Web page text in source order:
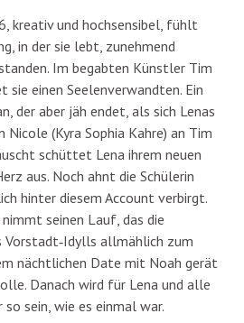
kreativ und hochsensibel, fühlt
in der sie lebt, zunehmend
Im begabten Künstler Tim
sie einen Seelenverwandten. Ein
der aber jäh endet, als sich Lenas
Nicole (Kyra Sophia Kahre) an Tim
schüttet Lena ihrem neuen
aus. Noch ahnt die Schülerin
hinter diesem Account verbirgt.
seinen Lauf, das die
Vorstadt‐Idylls allmählich zum
nächtlichen Date mit Noah gerät
Danach wird für Lena und alle
sein, wie es einmal war.